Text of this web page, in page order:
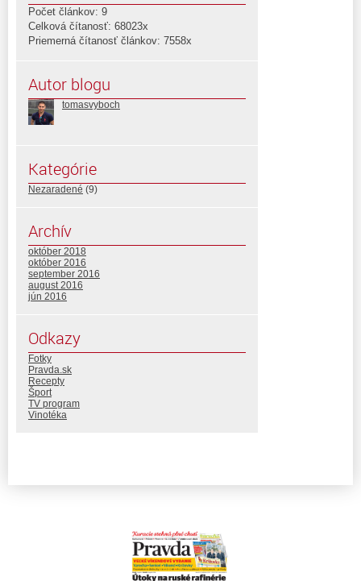
Počet článkov: 9
Celková čítanosť: 68023x
Priemerná čítanosť článkov: 7558x
Autor blogu
tomasvyboch
Kategórie
Nezaradené (9)
Archív
október 2018
október 2016
september 2016
august 2016
jún 2016
Odkazy
Fotky
Pravda.sk
Recepty
Šport
TV program
Vinotéka